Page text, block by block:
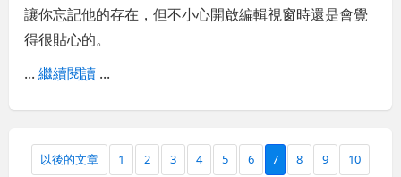
讓你忘記他的存在，但不小心開啟編輯視窗時還是會覺
得很貼心的。
...繼續閱讀 ...
以後的文章 1 2 3 4 5 6 7 8 9 10